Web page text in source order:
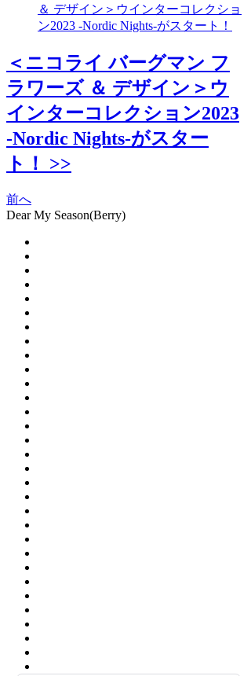
＆ デザイン＞ウインターコレクショ
ン2023 -Nordic Nights-がスタート！
＜ニコライ バーグマン フ
ラワーズ ＆ デザイン＞ウ
インターコレクション2023
-Nordic Nights-がスター
ト！ >>
前へ
Dear My Season(Berry)